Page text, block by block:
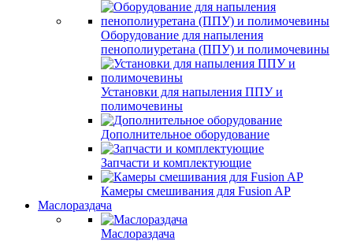
Оборудование для напыления
пенополиуретана (ППУ) и полимочевины
Установки для напыления ППУ и
полимочевины
Дополнительное оборудование
Запчасти и комплектующие
Камеры смешивания для Fusion AP
Маслораздача
Маслораздача